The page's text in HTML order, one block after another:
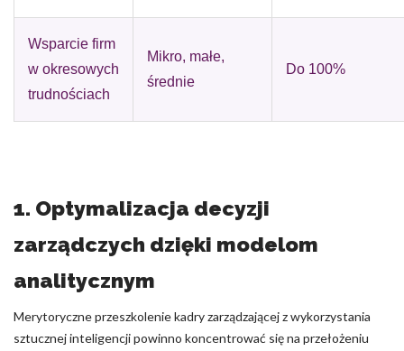
Wsparcie firm
w okresowych
trudnościach
Mikro, małe,
średnie
Do 100%
1. Optymalizacja decyzji
zarządczych dzięki modelom
analitycznym
Merytoryczne przeszkolenie kadry zarządzającej z wykorzystania
sztucznej inteligencji powinno koncentrować się na przełożeniu